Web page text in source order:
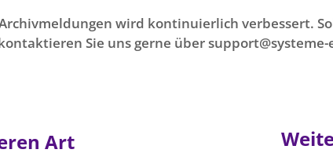
wird kontinuierlich verbessert.
Sie uns gerne über support@systeme-
Art